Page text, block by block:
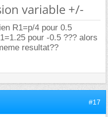
variable +/-
R1=p/4 pour 0.5
pour -0.5 ??? alors
resultat??
#17